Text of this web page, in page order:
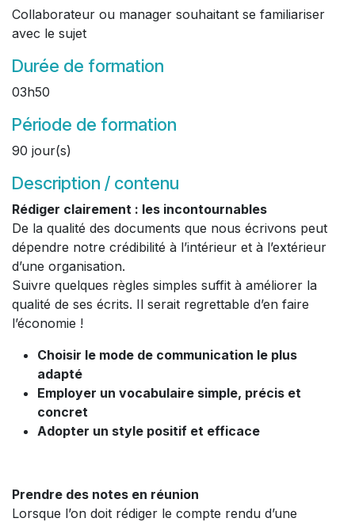
Collaborateur ou manager souhaitant se familiariser
avec le sujet
Durée de formation
03h50
Période de formation
90 jour(s)
Description / contenu
Rédiger clairement : les incontournables
De la qualité des documents que nous écrivons peut
dépendre notre crédibilité à l’intérieur et à l’extérieur
d’une organisation.
Suivre quelques règles simples suffit à améliorer la
qualité de ses écrits. Il serait regrettable d’en faire
l’économie !
Choisir le mode de communication le plus
adapté
Employer un vocabulaire simple, précis et
concret
Adopter un style positif et efficace
Prendre des notes en réunion
Lorsque l’on doit rédiger le compte rendu d’une